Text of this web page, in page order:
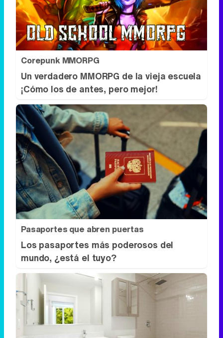
Un verdadero MMORPG de la vieja escuela
¡Cómo los de antes, pero mejor!
Pasaportes que abren puertas
Los pasaportes más poderosos del
mundo, ¿está el tuyo?
¿Conocías estos 5 consejos?